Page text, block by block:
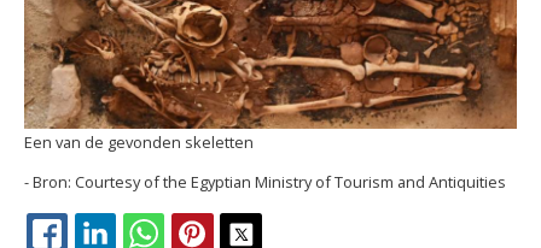
Een van de gevonden skeletten
Courtesy of the Egyptian Ministry of Tourism and Antiquities